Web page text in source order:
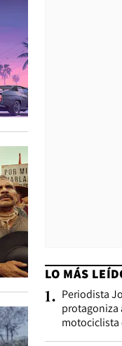
LO MÁS
1. Periodista
protagoniza
motociclista